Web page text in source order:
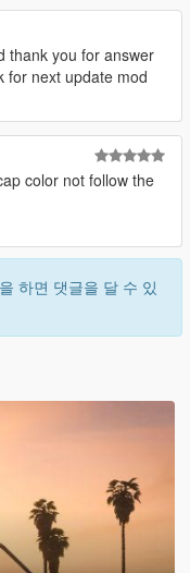
thank you for answer
for next update mod
color not follow the
을 하면 댓글을 달 수 있